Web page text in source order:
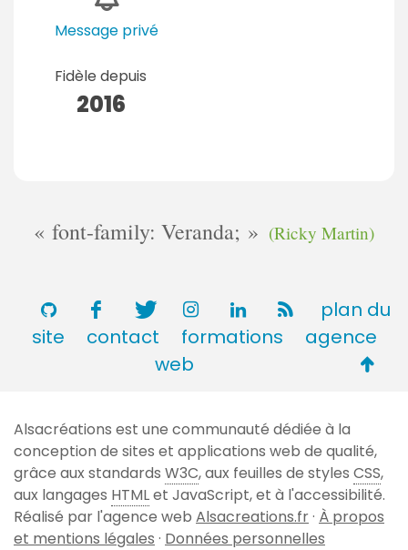
Message privé
Fidèle depuis
2016
font-family: Veranda; (Ricky Martin)
plan du
site
contact formations
agence
web
de
page
Alsacréations est une communauté dédiée à la
conception de sites et applications web de qualité,
grâce aux standards W3C, aux feuilles de styles CSS,
aux langages HTMLet JavaScript, et à l'accessibilité.
Réalisé par l'agence web Alsacreations.fr· À propos
et mentions légales · Données personnelles